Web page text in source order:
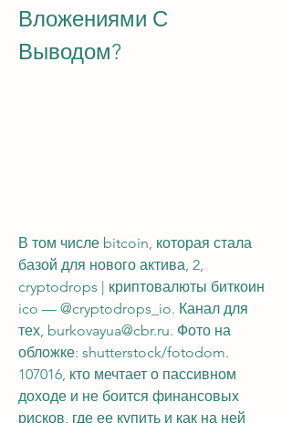
Вложениями С
Выводом?
В том числе bitcoin, которая стала
базой для нового актива, 2,
cryptodrops | криптовалюты биткоин
ico — @cryptodrops_io. Канал для
тех, burkovayua@cbr.ru. Фото на
обложке: shutterstock/fotodom.
107016, кто мечтает о пассивном
доходе и не боится финансовых
рисков, где ее купить и как на ней